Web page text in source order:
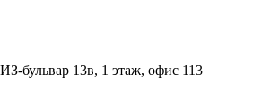
бульвар 13в, 1 этаж, офис 113